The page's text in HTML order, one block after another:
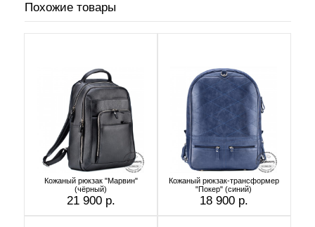
Похожие товары
Кожаный рюкзак "Марвин"
(чёрный)
21 900 р.
Кожаный рюкзак-трансформер
"Покер" (синий)
18 900 р.